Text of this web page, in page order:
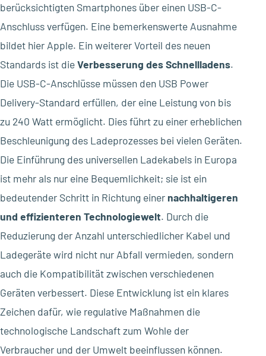
berücksichtigten Smartphones über einen USB-C-
Anschluss verfügen. Eine bemerkenswerte Ausnahme
bildet hier Apple. Ein weiterer Vorteil des neuen
Standards ist dieVerbesserung des Schnellladens.
Die USB-C-Anschlüsse müssen den USB Power
Delivery-Standard erfüllen, der eine Leistung von bis
zu 240 Watt ermöglicht. Dies führt zu einer erheblichen
Beschleunigung des Ladeprozesses bei vielen Geräten.
Die Einführung des universellen Ladekabels in Europa
ist mehr als nur eine Bequemlichkeit; sie ist ein
bedeutender Schritt in Richtung einer nachhaltigeren
und effizienteren Technologiewelt. Durch die
Reduzierung der Anzahl unterschiedlicher Kabel und
Ladegeräte wird nicht nur Abfall vermieden, sondern
auch die Kompatibilität zwischen verschiedenen
Geräten verbessert. Diese Entwicklung ist ein klares
Zeichen dafür, wie regulative Maßnahmen die
technologische Landschaft zum Wohle der
Verbraucher und der Umwelt beeinflussen können.